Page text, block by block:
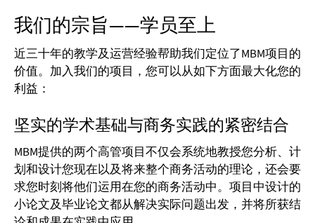
我们的宗旨——学员至上
近三十年的教学及运营经验帮助我们定位了MBM项目的
价值。加入我们的项目，您可以从如下方面最大化您的
利益：
坚实的学术基础与商务实践的紧密结合
MBM提供的两个高管项目不仅会系统地教授您分析、计
划和设计您现在以及将来整个商务活动的理论，还会要
求您时刻将他们运用在您的商务活动中。项目中设计的
小论文及毕业论文都从解决实际问题出发，并将所获结